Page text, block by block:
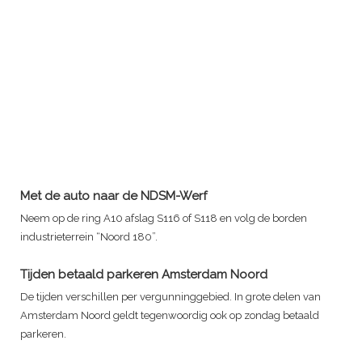
Met de auto naar de NDSM-Werf
Neem op de ring A10 afslag S116 of S118 en volg de borden
industrieterrein “Noord 180”.
Tijden betaald parkeren Amsterdam Noord
De tijden verschillen per vergunninggebied. In grote delen van
Amsterdam Noord geldt tegenwoordig ook op zondag betaald
parkeren.